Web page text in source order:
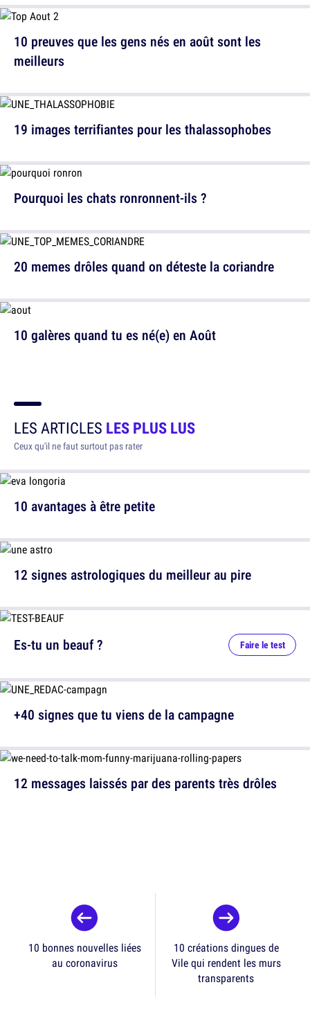
19 images terrifiantes pour les thalassophobes
20 memes drôles quand on déteste la coriandre
10 preuves que les gens nés en août sont les
meilleurs
Pourquoi les chats ronronnent-ils ?
10 galères quand tu es né(e) en Août
LES ARTICLES LES PLUS LUS
Ceux qu'il ne faut surtout pas rater
10 avantages à être petite
12 signes astrologiques du meilleur au pire
12 messages laissés par des parents très drôles
Es-tu un beauf ? Faire le test
+40 signes que tu viens de la campagne
10 bonnes nouvelles liées
au coronavirus
10 créations dingues de
Vile qui rendent les murs
transparents